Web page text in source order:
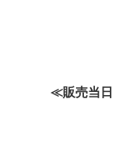
≪販売当